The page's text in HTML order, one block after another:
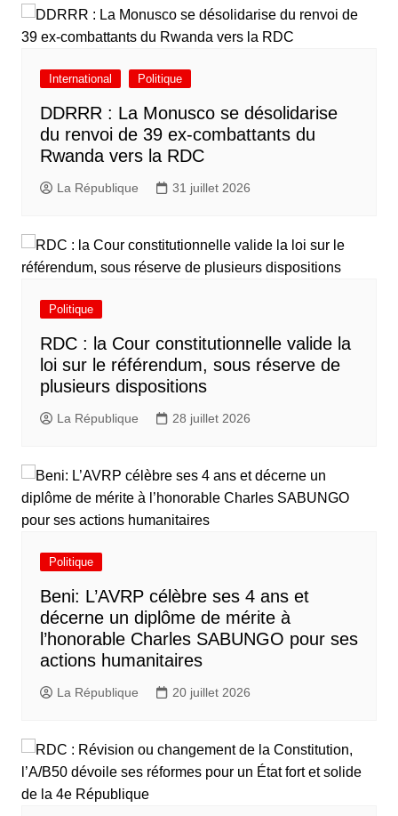
International Politique
DDRRR : La Monusco se désolidarise
du renvoi de 39 ex-combattants du
Rwanda vers la RDC
La République 31 juillet 2026
Politique
RDC : la Cour constitutionnelle valide la
loi sur le référendum, sous réserve de
plusieurs dispositions
La République 28 juillet 2026
Politique
Beni: L’AVRP célèbre ses 4 ans et
décerne un diplôme de mérite à
l’honorable Charles SABUNGO pour ses
actions humanitaires
La République 20 juillet 2026